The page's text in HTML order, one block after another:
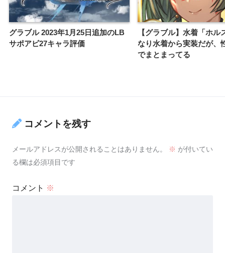
グラブル 2023年1月25日追加のLB
サポアビ27キャラ評価
【グラブル】水着「ホル
なり水着から実装だが、
でまとまってる
コメントを残す
メールアドレスが公開されることはありません。 ※ が付いてい
る欄は必須項目です
コメント ※